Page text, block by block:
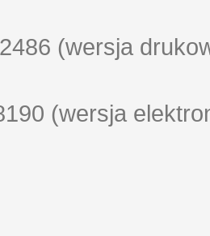
(wersja
(wersja